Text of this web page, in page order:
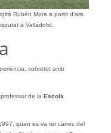
Rubén Mora a partir d’ara
a Valladolid.
sobretot amb
de la Escola
quan es va fer càrrec del